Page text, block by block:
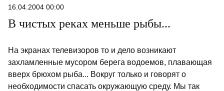
16.04.2004 00:00
В чистых реках меньше рыбы...
На экранах телевизоров то и дело возникают
захламленные мусором берега водоемов, плавающая
вверх брюхом рыба... Вокруг только и говорят о
необходимости спасать окружающую среду. Мы так